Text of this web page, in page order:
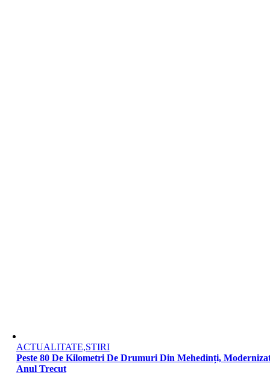
ACTUALITATE,STIRI
Peste 80 De Kilometri De Drumuri Din Mehedinți,
Anul Trecut